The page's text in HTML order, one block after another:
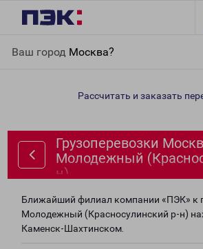
Ваш город Москва?
(Красносулинский р-н)
Рассчитать и заказать
Грузоперевозки
Молодежный
н)
Ближайший филиал компании «ПЭК» к
Молодежный (Красносулинский р-н)
Каменск-Шахтинском.